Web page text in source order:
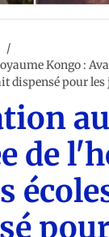
Kongo :
dispensé pour les
de